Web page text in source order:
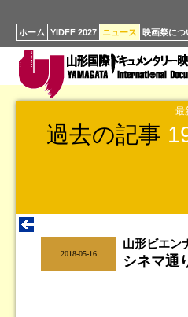
ホーム YIDFF 2027 ニュース 映画祭につ
最
過去の記事
2018-05-16
山形ビエン
シネマ通